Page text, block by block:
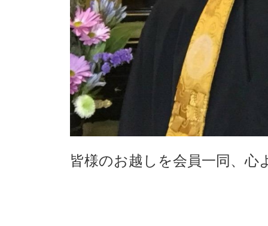
皆様のお越しを会員一同、